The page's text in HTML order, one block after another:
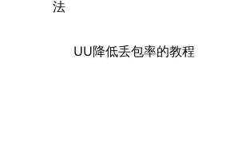
法
UU降低丢包率的教程